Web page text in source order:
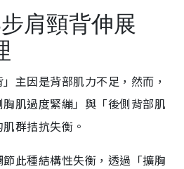
肩頸背伸展
主因是背部肌力不足，然而，
肌過度緊繃」與「後側背部肌
群拮抗失衡。
此種結構性失衡，透過「擴胸